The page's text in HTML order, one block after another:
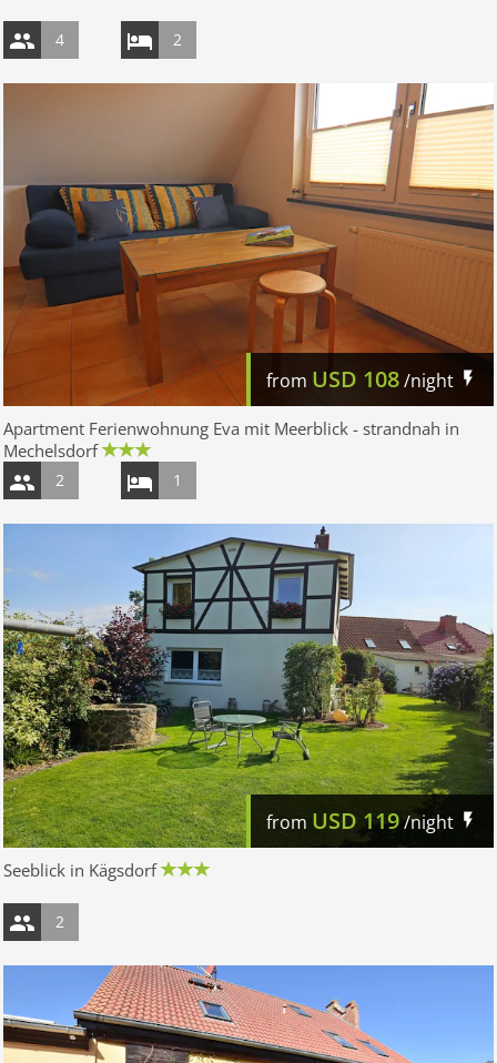
4 2
from USD 108/night
Apartment Ferienwohnung Eva mit Meerblick - strandnah in
Mechelsdorf
2 1
from USD 119/night
Seeblick in Kägsdorf
2